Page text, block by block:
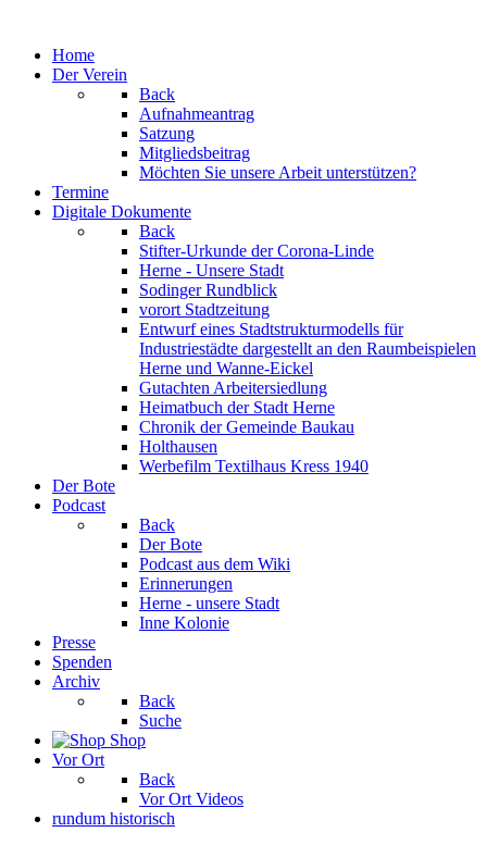
Home
Der Verein
Back
Aufnahmeantrag
Satzung
Mitgliedsbeitrag
Möchten Sie unsere Arbeit unterstützen?
Termine
Digitale Dokumente
Back
Stifter-Urkunde der Corona-Linde
Herne - Unsere Stadt
Sodinger Rundblick
vorort Stadtzeitung
Entwurf eines Stadtstrukturmodells für
Industriestädte dargestellt an den Raumbeispielen
Herne und Wanne-Eickel
Gutachten Arbeitersiedlung
Heimatbuch der Stadt Herne
Chronik der Gemeinde Baukau
Holthausen
Werbefilm Textilhaus Kress 1940
Der Bote
Podcast
Back
Der Bote
Podcast aus dem Wiki
Erinnerungen
Herne - unsere Stadt
Inne Kolonie
Presse
Spenden
Archiv
Back
Suche
Shop
Vor Ort
Back
Vor Ort Videos
rundum historisch